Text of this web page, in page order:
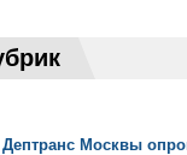
Дептранс Москвы